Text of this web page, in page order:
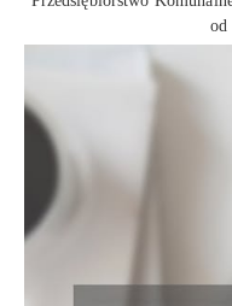
od